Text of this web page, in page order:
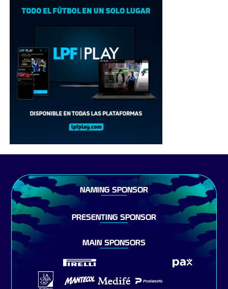
NAMING SPONSOR
PRESENTING SPONSOR
MAIN SPONSORS